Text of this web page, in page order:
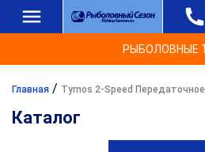
РЫБОЛОВНЫЕ
Главная / Tyrnos 2-Speed
Каталог